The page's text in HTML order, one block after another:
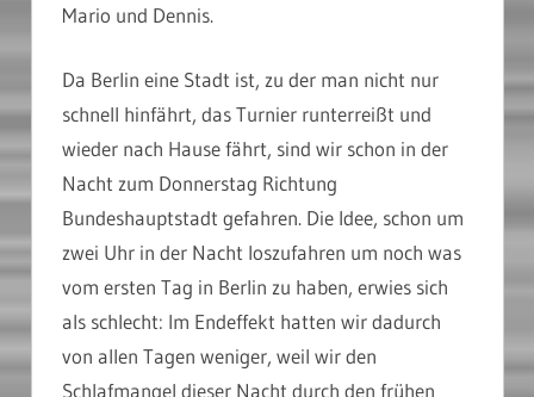
Mario und Dennis.
Da Berlin eine Stadt ist, zu der man nicht nur
schnell hinfährt, das Turnier runterreißt und
wieder nach Hause fährt, sind wir schon in der
Nacht zum Donnerstag Richtung
Bundeshauptstadt gefahren. Die Idee, schon um
zwei Uhr in der Nacht loszufahren um noch was
vom ersten Tag in Berlin zu haben, erwies sich
als schlecht: Im Endeffekt hatten wir dadurch
von allen Tagen weniger, weil wir den
Schlafmangel dieser Nacht durch den frühen